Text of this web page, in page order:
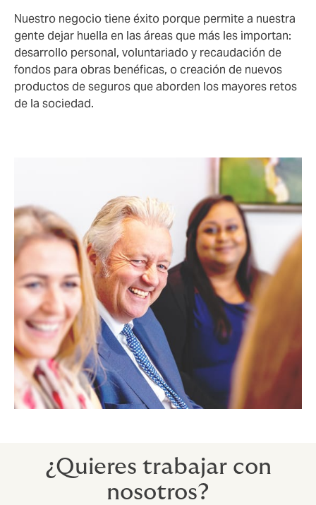
Nuestro negocio tiene éxito porque permite a nuestra
gente dejar huella en las áreas que más les importan:
desarrollo personal, voluntariado y recaudación de
fondos para obras benéficas, o creación de nuevos
productos de seguros que aborden los mayores retos
de la sociedad.
¿Quieres trabajar con
nosotros?